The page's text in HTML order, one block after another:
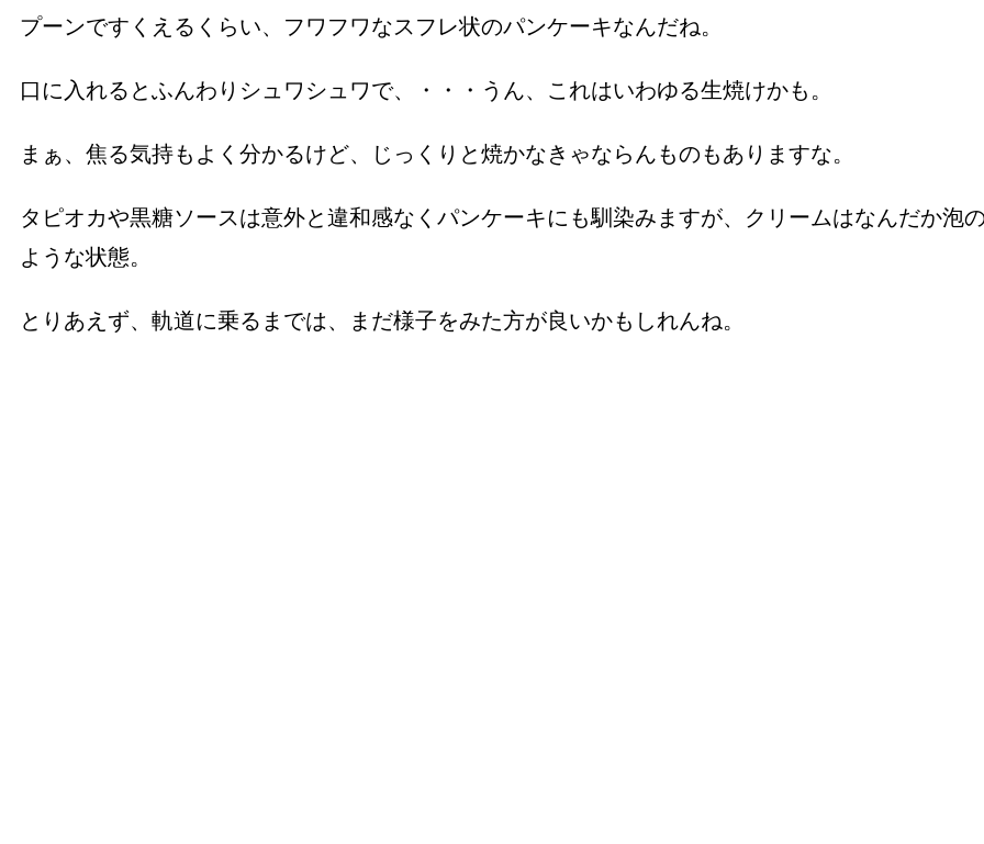
プーンですくえるくらい、フワフワなスフレ状のパンケーキなんだね。
口に入れるとふんわりシュワシュワで、・・・うん、これはいわゆる生焼けかも。
まぁ、焦る気持もよく分かるけど、じっくりと焼かなきゃならんものもありますな。
タピオカや黒糖ソースは意外と違和感なくパンケーキにも馴染みますが、クリームはなんだか泡
ような状態。
とりあえず、軌道に乗るまでは、まだ様子をみた方が良いかもしれんね。